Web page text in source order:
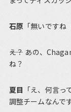
石原 「無いですね
――え？ あの、
ね？
夏目 「え、何言
調整チームなんで